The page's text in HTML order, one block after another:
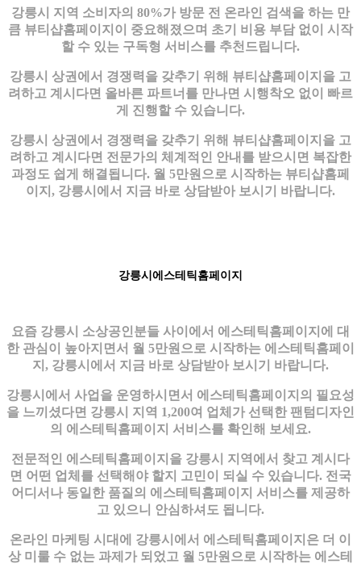
강릉시 지역 소비자의 80%가 방문 전 온라인 검색을 하는 만
큼 뷰티샵홈페이지이 중요해졌으며 초기 비용 부담 없이 시작
할 수 있는 구독형 서비스를 추천드립니다.
강릉시 상권에서 경쟁력을 갖추기 위해 뷰티샵홈페이지을 고
려하고 계시다면 올바른 파트너를 만나면 시행착오 없이 빠르
게 진행할 수 있습니다.
강릉시 상권에서 경쟁력을 갖추기 위해 뷰티샵홈페이지을 고
려하고 계시다면 전문가의 체계적인 안내를 받으시면 복잡한
과정도 쉽게 해결됩니다. 월 5만원으로 시작하는 뷰티샵홈페
이지, 강릉시에서 지금 바로 상담받아 보시기 바랍니다.
강릉시에스테틱홈페이지
요즘 강릉시 소상공인분들 사이에서 에스테틱홈페이지에 대
한 관심이 높아지면서 월 5만원으로 시작하는 에스테틱홈페이
지, 강릉시에서 지금 바로 상담받아 보시기 바랍니다.
강릉시에서 사업을 운영하시면서 에스테틱홈페이지의 필요성
을 느끼셨다면 강릉시 지역 1,200여 업체가 선택한 팬텀디자인
의 에스테틱홈페이지 서비스를 확인해 보세요.
전문적인 에스테틱홈페이지을 강릉시 지역에서 찾고 계시다
면 어떤 업체를 선택해야 할지 고민이 되실 수 있습니다. 전국
어디서나 동일한 품질의 에스테틱홈페이지 서비스를 제공하
고 있으니 안심하셔도 됩니다.
온라인 마케팅 시대에 강릉시에서 에스테틱홈페이지은 더 이
상 미룰 수 없는 과제가 되었고 월 5만원으로 시작하는 에스테